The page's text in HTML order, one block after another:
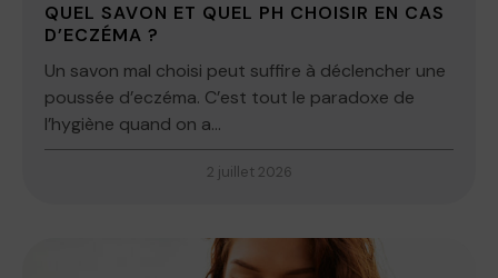
QUEL SAVON ET QUEL PH CHOISIR EN CAS
D’ECZÉMA ?
Un savon mal choisi peut suffire à déclencher une
poussée d’eczéma. C’est tout le paradoxe de
l’hygiène quand on a...
2 juillet 2026